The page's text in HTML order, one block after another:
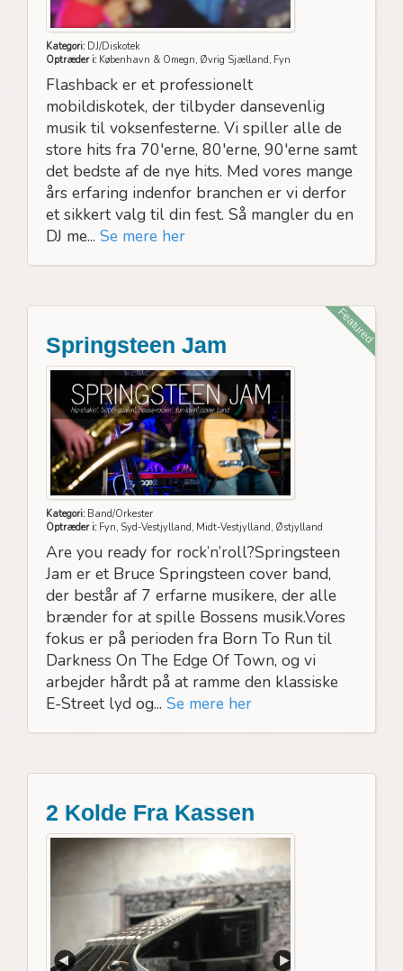
Kategori:DJ/Diskotek
Optræder i:København & Omegn, Øvrig Sjælland, Fyn
Flashback er et professionelt
mobildiskotek, der tilbyder dansevenlig
musik til voksenfesterne. Vi spiller alle de
store hits fra 70'erne, 80'erne, 90'erne samt
det bedste af de nye hits. Med vores mange
års erfaring indenfor branchen er vi derfor
et sikkert valg til din fest. Så mangler du en
DJ me... Se mere her
Featured
Springsteen Jam
Kategori:Band/Orkester
Optræder i:Fyn, Syd-Vestjylland, Midt-Vestjylland, Østjylland
Are you ready for rock’n’roll?Springsteen
Jam er et Bruce Springsteen cover band,
der består af 7 erfarne musikere, der alle
brænder for at spille Bossens musik.Vores
fokus er på perioden fra Born To Run til
Darkness On The Edge Of Town, og vi
arbejder hårdt på at ramme den klassiske
E-Street lyd og... Se mere her
2 Kolde Fra Kassen